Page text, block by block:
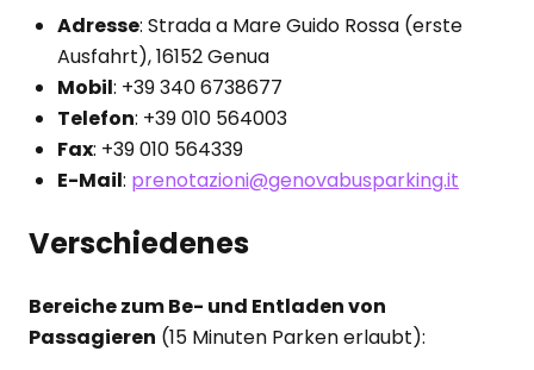
Adresse: Strada a Mare Guido Rossa (erste
Ausfahrt), 16152 Genua
Mobil: +39 340 6738677
Telefon: +39 010 564003
Fax: +39 010 564339
E-Mail: prenotazioni@genovabusparking.it
Verschiedenes
Bereiche zum Be- und Entladen von
Passagieren (15 Minuten Parken erlaubt):